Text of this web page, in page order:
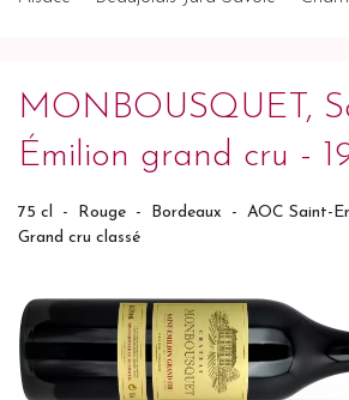
MONBOUSQUET,
Émilion grand cru -
75 cl - Rouge - Bordeaux - AOC Saint-
Grand cru classé